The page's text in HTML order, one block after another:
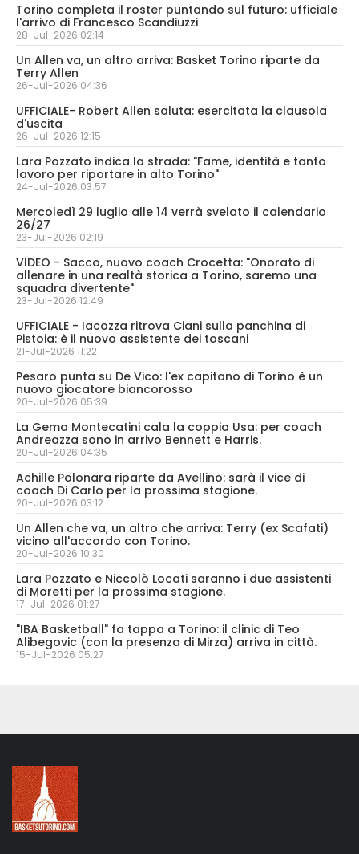
Torino completa il roster puntando sul futuro: ufficiale
l'arrivo di Francesco Scandiuzzi
28-Jul-2026 02:14
Un Allen va, un altro arriva: Basket Torino riparte da
Terry Allen
26-Jul-2026 04:36
UFFICIALE- Robert Allen saluta: esercitata la clausola
d'uscita
26-Jul-2026 12:15
Lara Pozzato indica la strada: "Fame, identità e tanto
lavoro per riportare in alto Torino"
24-Jul-2026 03:57
Mercoledì 29 luglio alle 14 verrà svelato il calendario
26/27
23-Jul-2026 02:19
VIDEO - Sacco, nuovo coach Crocetta: "Onorato di
allenare in una realtà storica a Torino, saremo una
squadra divertente"
23-Jul-2026 12:49
UFFICIALE - Iacozza ritrova Ciani sulla panchina di
Pistoia: è il nuovo assistente dei toscani
21-Jul-2026 11:22
Pesaro punta su De Vico: l'ex capitano di Torino è un
nuovo giocatore biancorosso
20-Jul-2026 05:39
La Gema Montecatini cala la coppia Usa: per coach
Andreazza sono in arrivo Bennett e Harris.
20-Jul-2026 04:35
Achille Polonara riparte da Avellino: sarà il vice di
coach Di Carlo per la prossima stagione.
20-Jul-2026 03:12
Un Allen che va, un altro che arriva: Terry (ex Scafati)
vicino all'accordo con Torino.
20-Jul-2026 10:30
Lara Pozzato e Niccolò Locati saranno i due assistenti
di Moretti per la prossima stagione.
17-Jul-2026 01:27
"IBA Basketball" fa tappa a Torino: il clinic di Teo
Alibegovic (con la presenza di Mirza) arriva in città.
15-Jul-2026 05:27